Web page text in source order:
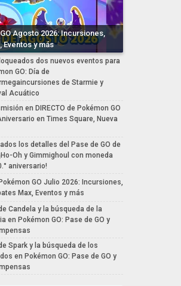
Agosto 2026: Incursiones,
Eventos y más
dos nuevos eventos para
GO: Día de
de Starmie y
Acuático
en DIRECTO de Pokémon GO
en Times Square, Nueva
los detalles del Pase de GO de
Oh y Gimmighoul con moneda
aniversario!
GO Julio 2026: Incursiones,
Max, Eventos y más
Candela y la búsqueda de la
en Pokémon GO: Pase de GO y
Spark y la búsqueda de los
en Pokémon GO: Pase de GO y